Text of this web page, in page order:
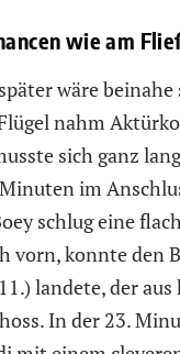
wie am
wäre
nahm
sich ganz
im
schlug eine
vorn, konnte den
landete, der
In der 23.